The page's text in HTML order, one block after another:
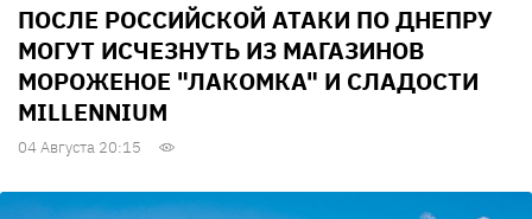
ПОСЛЕ РОССИЙСКОЙ АТАКИ ПО ДНЕПРУ
МОГУТ ИСЧЕЗНУТЬ ИЗ МАГАЗИНОВ
МОРОЖЕНОЕ "ЛАКОМКА" И СЛАДОСТИ
MILLENNIUM
04 Августа 20:15